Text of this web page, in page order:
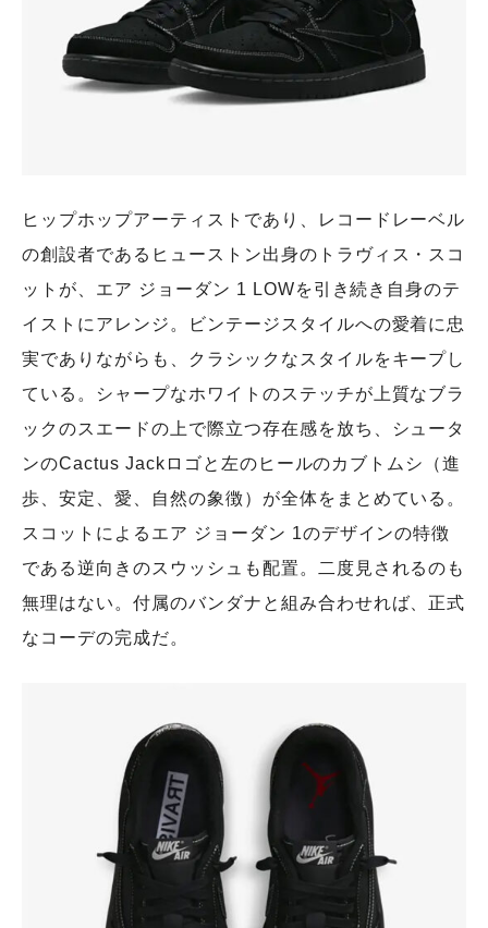
ヒップホップアーティストであり、レコードレーベル
の創設者であるヒューストン出身のトラヴィス・スコ
ットが、エア ジョーダン 1 LOWを引き続き自身のテ
イストにアレンジ。ビンテージスタイルへの愛着に忠
実でありながらも、クラシックなスタイルをキープし
ている。シャープなホワイトのステッチが上質なブラ
ックのスエードの上で際立つ存在感を放ち、シュータ
ンのCactus Jackロゴと左のヒールのカブトムシ（進
歩、安定、愛、自然の象徴）が全体をまとめている。
スコットによるエア ジョーダン 1のデザインの特徴
である逆向きのスウッシュも配置。二度見されるのも
無理はない。付属のバンダナと組み合わせれば、正式
なコーデの完成だ。